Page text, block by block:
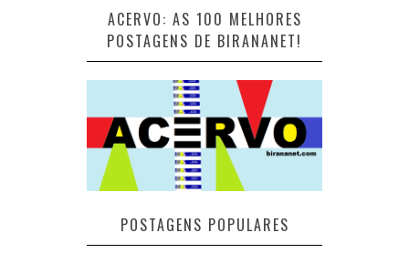
ACERVO: AS 100 MELHORES
POSTAGENS DE BIRANANET!
POSTAGENS POPULARES